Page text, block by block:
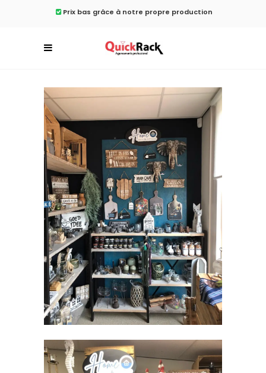
Prix ​​bas grâce à notre propre production